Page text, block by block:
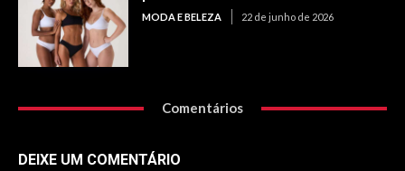
MODA E BELEZA 22 de junho de 2026
Comentários
DEIXE UM COMENTÁRIO